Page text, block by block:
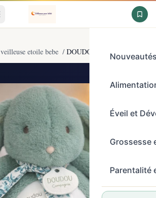
Éveil et
Grossesse
Parentalité
veilleuse etoile bebe / DOUDOU ET COMPAGNIE